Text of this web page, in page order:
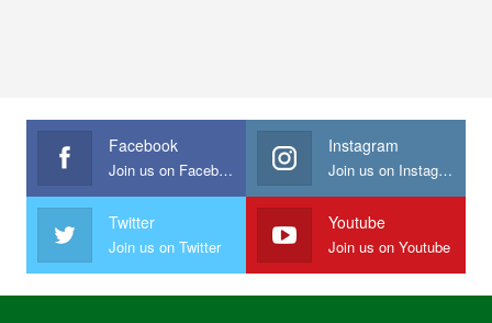
Facebook
Join us on Facebook
Instagram
Join us on Instagram
Twitter
Join us on Twitter
Youtube
Join us on Youtube